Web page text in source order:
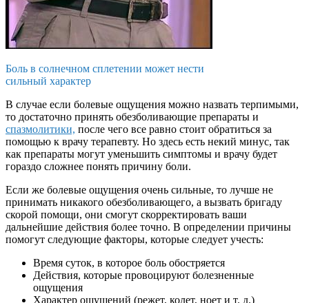
Боль в солнечном сплетении может нести
сильный характер
В случае если болевые ощущения можно назвать терпимыми,
то достаточно принять обезболивающие препараты и
спазмолитики, после чего все равно стоит обратиться за
помощью к врачу терапевту. Но здесь есть некий минус, так
как препараты могут уменьшить симптомы и врачу будет
гораздо сложнее понять причину боли.
Если же болевые ощущения очень сильные, то лучше не
принимать никакого обезболивающего, а вызвать бригаду
скорой помощи, они смогут скорректировать ваши
дальнейшие действия более точно. В определении причины
помогут следующие факторы, которые следует учесть:
Время суток, в которое боль обостряется
Действия, которые провоцируют болезненные
ощущения
Характер ощущений (режет, колет, ноет и т. д.)